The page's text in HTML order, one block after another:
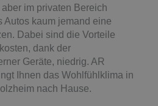
im privaten Bereich
Autos kaum jemand eine
Dabei sind die Vorteile
dank der
Geräte, niedrig. AR
Ihnen das Wohlfühlklima in
nach Hause.